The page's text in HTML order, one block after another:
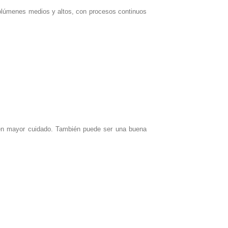
medios y altos, con procesos continuos
cuidado. También puede ser una buena